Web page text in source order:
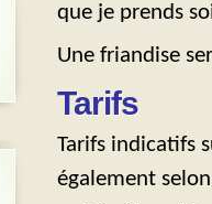
que je prends
Une friandise
Tarifs
Tarifs indicatifs
également